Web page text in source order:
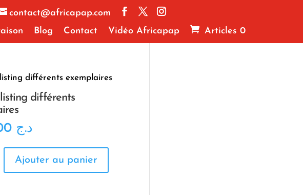
contact@africapap.com
Blog Contact Vidéo Africapap Articles 0
différents exemplaires
différents
د.ج 1.030,00
Ajouter au panier